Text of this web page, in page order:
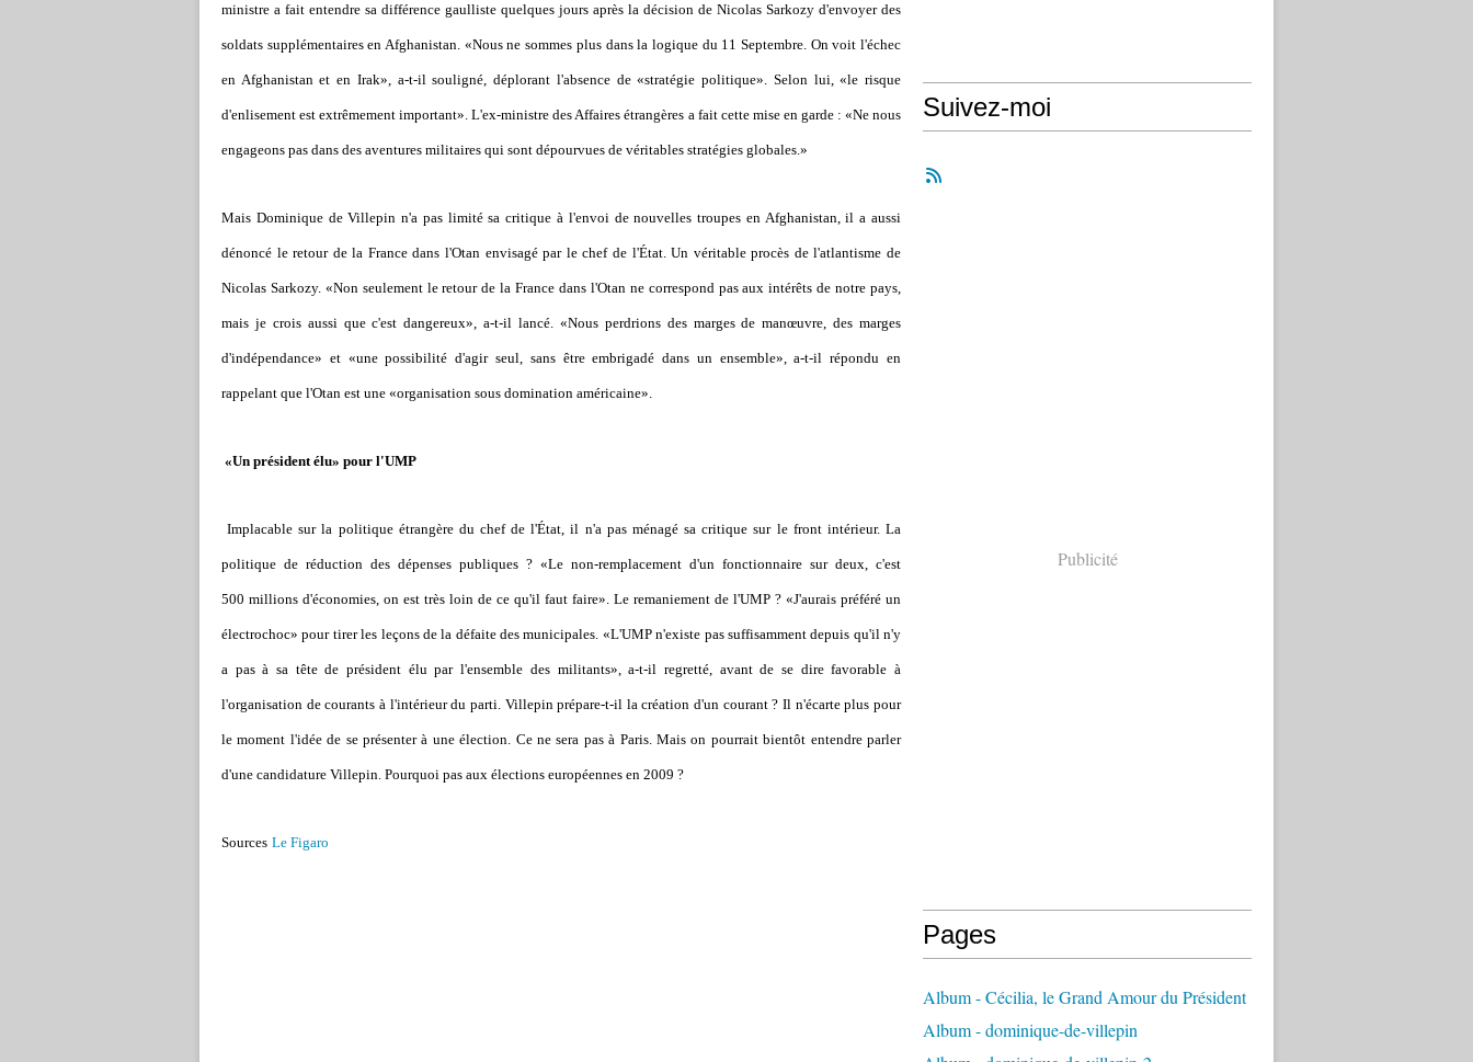
ministre a fait entendre sa différence gaulliste quelques jours après la décision de Nicolas Sarkozy d'envoyer des
soldats supplémentaires en Afghanistan. «Nous ne sommes plus dans la logique du 11 Septembre. On voit l'échec
en Afghanistan et en Irak», a-t-il souligné, déplorant l'absence de «stratégie politique». Selon lui, «le risque
d'enlisement est extrêmement im­­­portant». L'ex-ministre des Affaires étrangères a fait cette mise en garde : «Ne nous
engageons pas dans des aventures militaires qui sont dépourvues de véritables stratégies globales.»
Mais Dominique de Villepin n'a pas limité sa critique à l'envoi de nouvelles troupes en Afghanistan, il a aussi
dénoncé le retour de la France dans l'Otan envisagé par le chef de l'État. Un véritable procès de l'atlantisme de
Nicolas Sarkozy. «Non seulement le retour de la France dans l'Otan ne correspond pas aux intérêts de notre pays,
mais je crois aussi que c'est dangereux», a-t-il lancé. «Nous perdrions des marges de manœuvre, des marges
d'indépendance» et «une possibilité d'agir seul, sans être embrigadé dans un ensemble», a-t-il répondu en
rappelant que l'Otan est une «organisation sous domination américaine».
«Un président élu» pour l'UMP
Implacable sur la politique étrangère du chef de l'État, il n'a pas ménagé sa critique sur le front intérieur. La
politique de réduction des dépenses publiques ? «Le non-remplacement d'un fonctionnaire sur deux, c'est
500 millions d'économies, on est très loin de ce qu'il faut faire». Le remaniement de l'UMP ? «J'aurais préféré un
électrochoc» pour tirer les leçons de la défaite des municipales. «L'UMP n'existe pas suffisamment depuis qu'il n'y
a pas à sa tête de président élu par l'ensemble des militants», a-t-il regretté, avant de se dire favorable à
l'organisation de courants à l'intérieur du parti. Villepin prépare-t-il la création d'un courant ? Il n'écarte plus pour
le moment l'idée de se présenter à une élection. Ce ne sera pas à Paris. Mais on pourrait bientôt entendre parler
d'une candidature Villepin. Pourquoi pas aux élections européennes en 2009 ?
Sources Le Figaro
Suivez-moi
Publicité
Pages
Album - Cécilia, le Grand Amour du Président
Album - dominique-de-villepin